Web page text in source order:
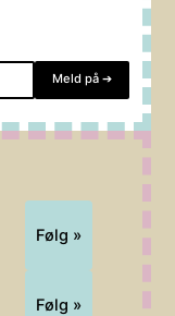
Meld på ➔
Følg »
Følg »